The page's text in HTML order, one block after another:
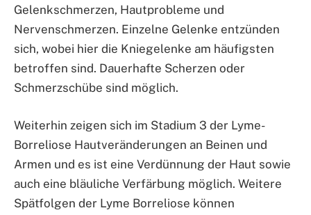
Gelenkschmerzen, Hautprobleme und
Nervenschmerzen. Einzelne Gelenke entzünden
sich, wobei hier die Kniegelenke am häufigsten
betroffen sind. Dauerhafte Scherzen oder
Schmerzschübe sind möglich.
Weiterhin zeigen sich im Stadium 3 der Lyme-
Borreliose Hautveränderungen an Beinen und
Armen und es ist eine Verdünnung der Haut sowie
auch eine bläuliche Verfärbung möglich. Weitere
Spätfolgen der Lyme Borreliose können